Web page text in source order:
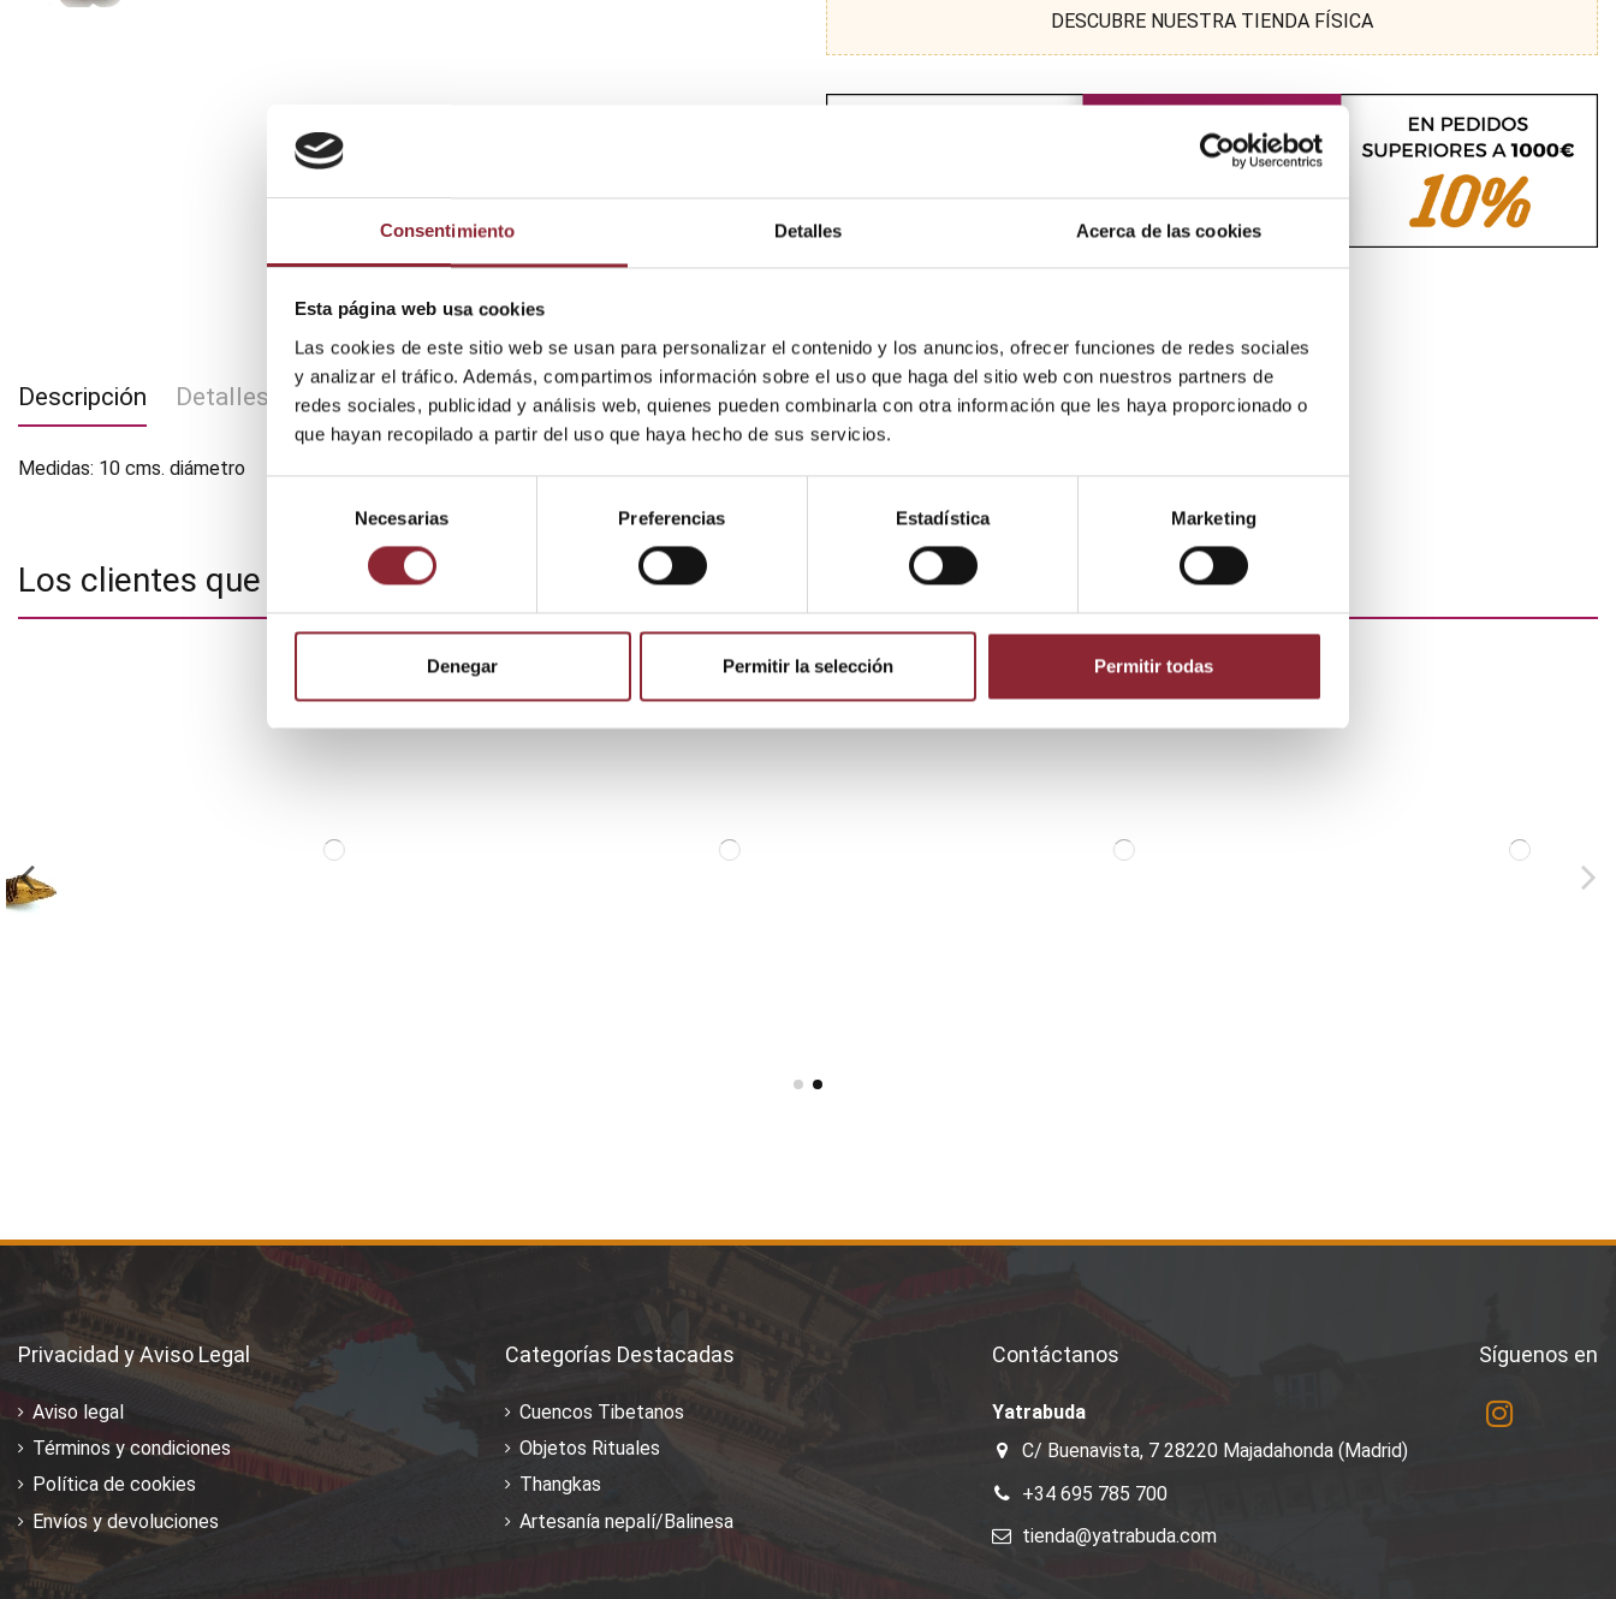
Consentimiento Detalles Acerca de las cookies
Esta página web usa cookies
Las cookies de este sitio web se usan para personalizar el contenido y los anuncios, ofrecer funciones de redes sociales
y analizar el tráfico. Además, compartimos información sobre el uso que haga del sitio web con nuestros partners de
redes sociales, publicidad y análisis web, quienes pueden combinarla con otra información que les haya proporcionado o
que hayan recopilado a partir del uso que haya hecho de sus servicios.
consentimiento
Necesarias Preferencias Estadística Marketing
Denegar Permitir la selección Permitir todas
DESCUBRE NUESTRA TIENDA FÍSICA
Descripción Detalles del producto
Medidas: 10 cms. diámetro
Los clientes que adquirieron este producto también compraron:
Privacidad y Aviso Legal
Aviso legal
Términos y condiciones
Política de cookies
Envíos y devoluciones
Categorías Destacadas
Cuencos Tibetanos
Objetos Rituales
Thangkas
Artesanía nepalí/Balinesa
Contáctanos
Yatrabuda
C/ Buenavista, 7 28220 Majadahonda (Madrid)
+34 695 785 700
tienda@yatrabuda.com
Síguenos en